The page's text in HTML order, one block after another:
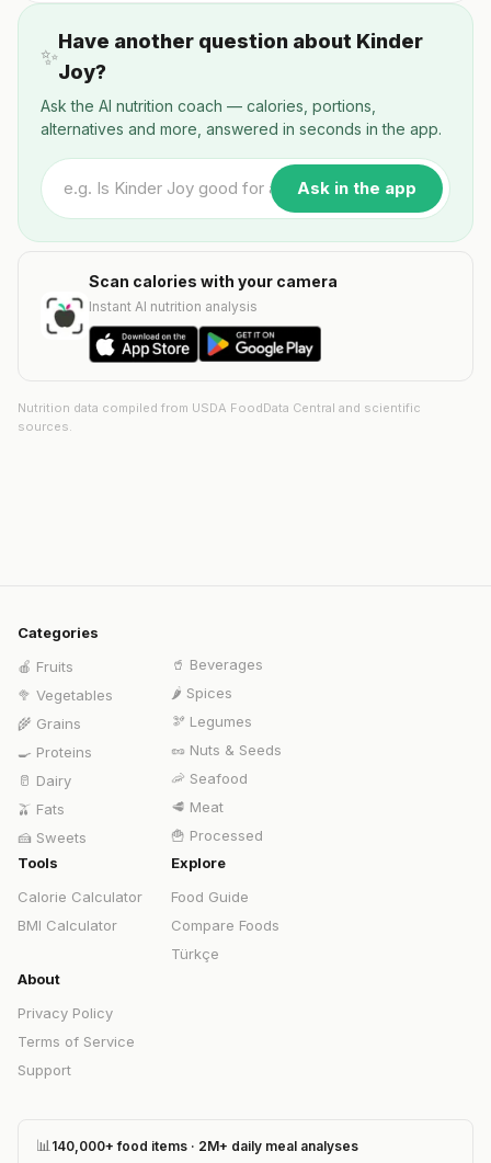
✨
Have another question about Kinder
Joy?
Ask the AI nutrition coach — calories, portions,
alternatives and more, answered in seconds in the app.
Ask in the app
Scan calories with your camera
Instant AI nutrition analysis
Nutrition data compiled from USDA FoodData Central and scientific
sources.
Categories
🍎 Fruits
🥦 Vegetables
🌾 Grains
🍳 Proteins
🥛 Dairy
🫒 Fats
🍰 Sweets
🥤 Beverages
🌶️ Spices
🫘 Legumes
🥜 Nuts & Seeds
🦐 Seafood
🥩 Meat
🍟 Processed
Tools
Calorie Calculator
BMI Calculator
Explore
Food Guide
Compare Foods
Türkçe
About
Privacy Policy
Terms of Service
Support
📊 140,000+ food items · 2M+ daily meal analyses